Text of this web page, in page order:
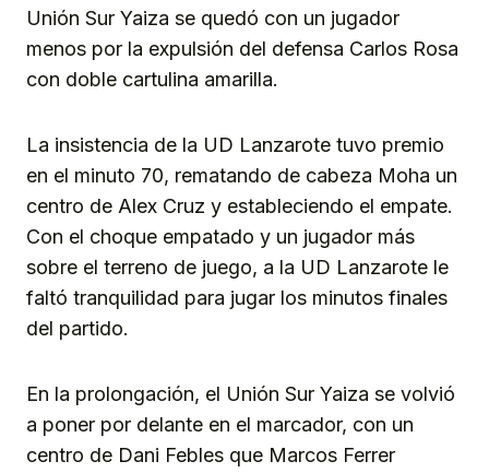
Unión Sur Yaiza se quedó con un jugador
menos por la expulsión del defensa Carlos Rosa
con doble cartulina amarilla.
La insistencia de la UD Lanzarote tuvo premio
en el minuto 70, rematando de cabeza Moha un
centro de Alex Cruz y estableciendo el empate.
Con el choque empatado y un jugador más
sobre el terreno de juego, a la UD Lanzarote le
faltó tranquilidad para jugar los minutos finales
del partido.
En la prolongación, el Unión Sur Yaiza se volvió
a poner por delante en el marcador, con un
centro de Dani Febles que Marcos Ferrer